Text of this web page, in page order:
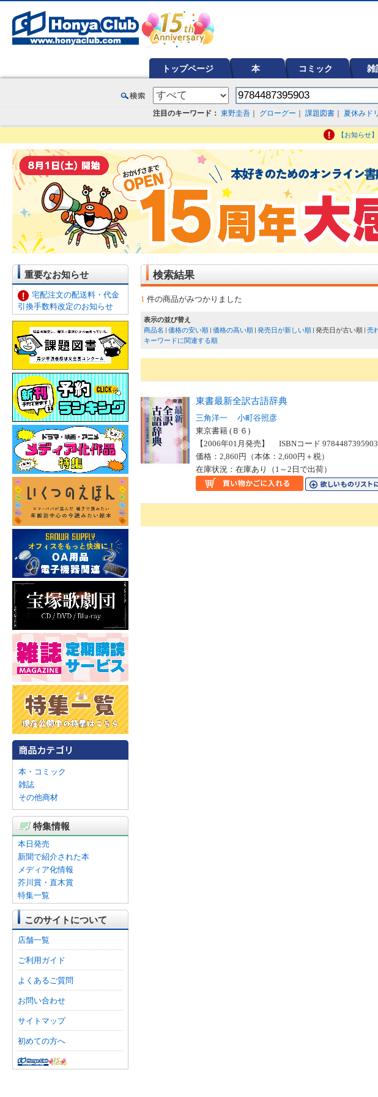
トップページ 本 コミック 雑
注目のキーワード： 東野圭吾 グローグー 課題図書 夏休みド
【お知らせ
重要なお知らせ
宅配注文の配送料・代金
引換手数料改定のお知らせ
本・コミック
雑誌
その他商材
特集情報
本日発売
新聞で紹介された本
メディア化情報
芥川賞・直木賞
特集一覧
このサイトについて
店舗一覧
ご利用ガイド
よくあるご質問
お問い合わせ
サイトマップ
初めての方へ
検索結果
1 件の商品がみつかりました
表示の並び替え
商品名
価格の安い順 価格の高い順 発売日が新しい順 発売日が古い順 売
キーワードに関連する順
東書最新全訳古語辞典
三角洋一
小町谷照彦
東京書籍 (Ｂ６)
【2006年01月発売】 ISBNコード 9784487395903
価格：2,860円（本体：2,600円＋税）
在庫状況：在庫あり（1～2日で出荷）